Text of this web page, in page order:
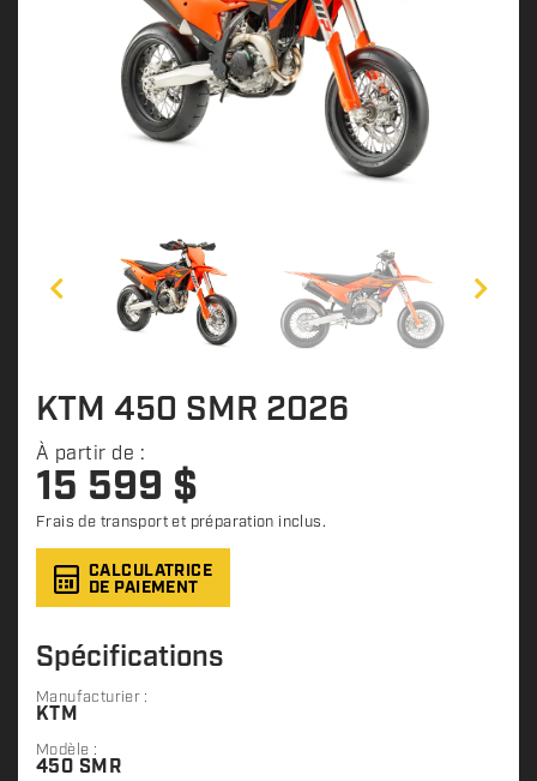
KTM 450 SMR 2026
À partir de :
15 599 $
Frais de transport et préparation inclus.
CALCULATRICE
DE PAIEMENT
Spécifications
Manufacturier :
KTM
Modèle :
450 SMR